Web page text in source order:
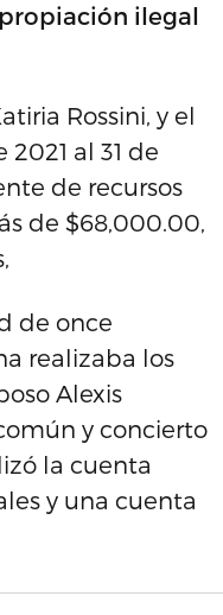
ilegal
Rossini, y el
al 31 de
de recursos
de $68,000.00,
de once
realizaba los
Alexis
y concierto
la cuenta
y una cuenta